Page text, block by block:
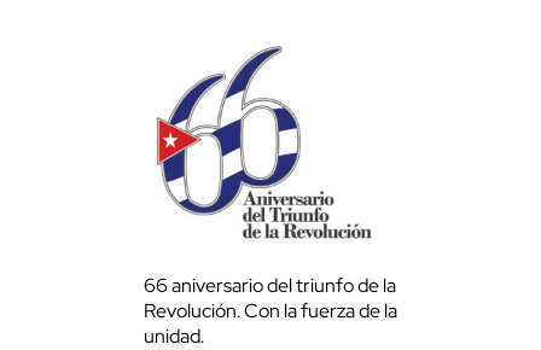
66 aniversario del triunfo de la
Revolución. Con la fuerza de la
unidad.